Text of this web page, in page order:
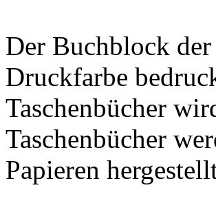
Der Buchblock
Druckfarbe
Taschenbücher
Taschenbücher
Papieren